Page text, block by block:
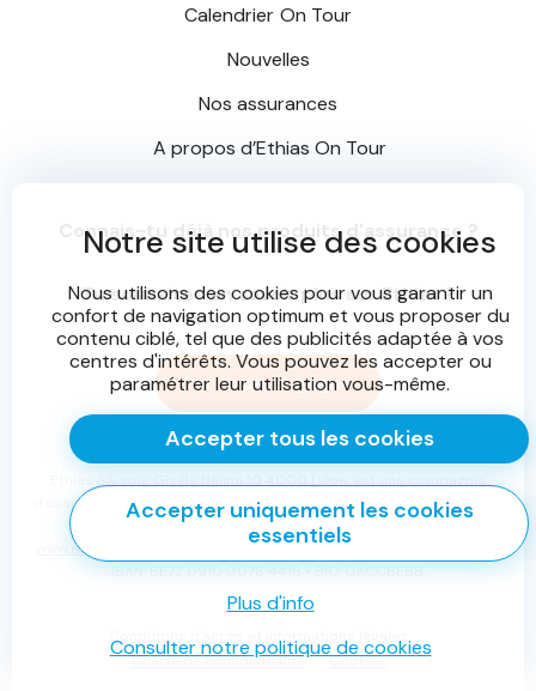
Calendrier On Tour
Nouvelles
Nos assurances
A propos d’Ethias On Tour
Connais-tu déjà nos produits d'assurance ?
Tu souhaites en savoir plus sur Ethias ?
Participe et gagne
d'assurance agréée en Belgique sous le n° 0196 et soumise au droit
belge.
www.ethias.be
• RPR Liège TVA BE 0404.484.654 -
IBAN: BE72 0910 0078 4416 • BIC: GKCCBEBB.
Charte de confidentialité
Cookies
Notre site utilise des cookies
Nous utilisons des cookies pour vous garantir un
confort de navigation optimum et vous proposer du
contenu ciblé, tel que des publicités adaptée à vos
centres d'intérêts. Vous pouvez les accepter ou
paramétrer leur utilisation vous-même.
Accepter tous les cookies
Accepter uniquement les cookies
essentiels
Plus d'info
Consulter notre politique de cookies